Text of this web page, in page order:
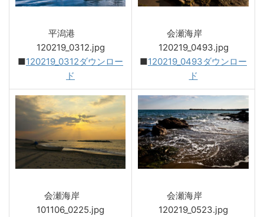
平潟港
120219_0312.jpg
■120219_0312ダウンロー
ド
会瀬海岸
120219_0493.jpg
■120219_0493ダウンロー
ド
会瀬海岸
101106_0225.jpg
会瀬海岸
120219_0523.jpg